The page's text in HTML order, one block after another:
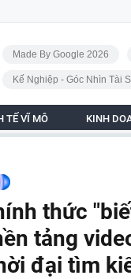
Made By Google 2026
Kế Nghiệp - Góc Nhìn Tài
TẾ VĨ MÔ KINH
thức
tảng
đại tìm